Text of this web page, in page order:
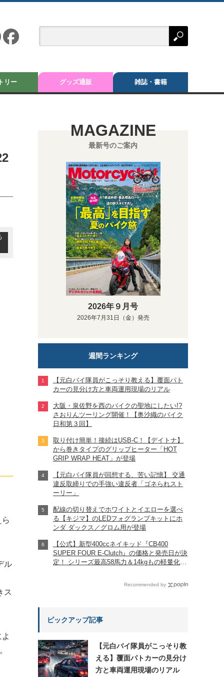
リー グッズ通販 雑誌・書籍
ル
ス
MAGAZINE
最新号のご案内
2026年９月号
2026年7月31日（金）発売
週間ランキング
【元白バイ隊員がこっそり教える】覆面パト
カーの見分け方と車両運用現場のリアル
大阪・泉佐野を西のバイクの聖地にしたい!?
さおりんツーリング開催！【奥沙織のバイク
日和第３回】
取り付け簡単！接続はUSB-C！【デイトナ】
から巻きタイプのグリップヒーター「HOT
GRIP WRAP HEAT」が登場
【元白バイ隊員が回想する、苦い記憶】 交通
違反取締りでの手強い違反者「ゴネられスト
ーリー」
配線の切り替えでホワイトとイエローを選べ
る【キジマ】のLEDフォグランプキットにホ
ンダ ダックス／グロム用が登場
【公式】新型400ccネイキッド『CB400
SUPER FOUR E-Clutch』の価格と発売日が決
定！ シリーズ最高58馬力＆14kgもの軽量化!?
Recommended by
ピックアップ記事
【元白バイ隊員がこっそり教
える】覆面パトカーの見分け
方と車両運用現場のリアル